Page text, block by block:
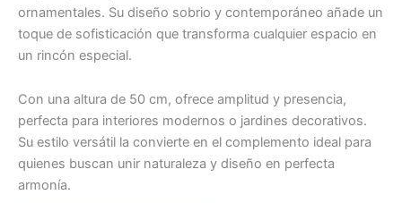
ornamentales. Su diseño sobrio y contemporáneo añade un
toque de sofisticación que transforma cualquier espacio en
un rincón especial.
Con una altura de 50 cm, ofrece amplitud y presencia,
perfecta para interiores modernos o jardines decorativos.
Su estilo versátil la convierte en el complemento ideal para
quienes buscan unir naturaleza y diseño en perfecta
armonía.